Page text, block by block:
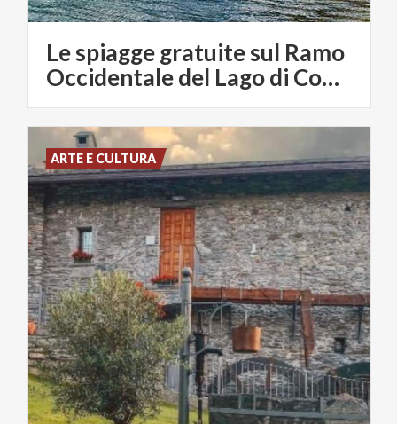
Le spiagge gratuite sul Ramo
Occidentale del Lago di Como
ARTE E CULTURA